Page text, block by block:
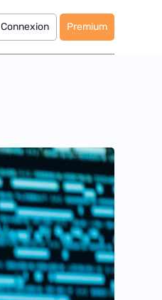
Connexion Premium